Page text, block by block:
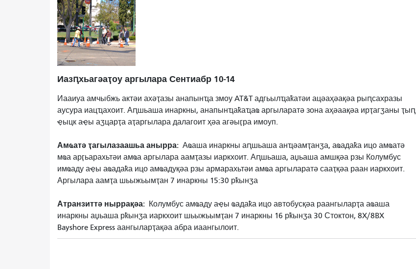
Иазԥхьагәаҭоу аргылара Сентиабр 10-14
Иааиуа амчыбжь актәи ахәҭазы анапынҵа змоу AT&T адгьылҵаҟатәи ацәаҳәақәа рыԥсахразы
аусура иацҵахоит. Аԥшьаша инаркны, анапынҵаҟаҵаҩ аргыларатә зона аҳәаақәа ирҭагӡаны ҭыԥ
ҿыцк аҿы аӡцарҭа аҭаргылара далагоит ҳәа агәыӷра имоуп.
Амҩатә ҭагылазаашьа анырра: Аҩаша инаркны аԥшьаша анҵәамҭанӡа, аҩадаҟа ицо амҩатә
мҩа арӷьарахьтәи амҩа аргылара аамҭазы иаркхоит. Аԥшьаша, аџьаша амшқәа рзы Колумбус
имҩаду аҿы аҩадаҟа ицо амҩадуқәа рзы армарахьтәи амҩа аргыларатә сааҭқәа раан иаркхоит.
Аргылара аамҭа шьыжьымҭан 7 инаркны 15:30 рҟынӡа
Атранзиттә ныррақәа: Колумбус амҩаду аҿы ҩадаҟа ицо автобусқәа раангыларҭа аҩаша
инаркны аџьаша рҟынӡа иаркхоит шьыжьымҭан 7 инаркны 16 рҟынӡа 30 Стоктон, 8X/8BX
Bayshore Express аангыларҭақәа абра иаангылоит.